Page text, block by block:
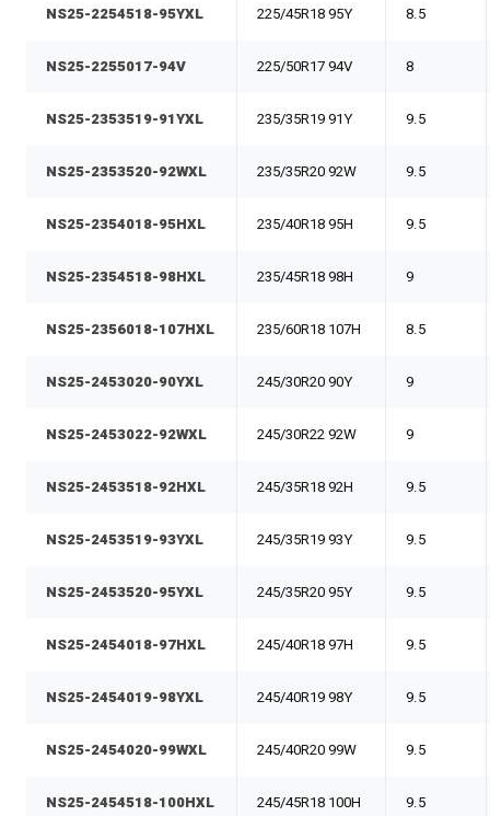
NS25-2254518-95YXL 225/45R18 95Y 8.5
NS25-2255017-94V 225/50R17 94V 8
NS25-2353519-91YXL 235/35R19 91Y 9.5
NS25-2353520-92WXL 235/35R20 92W 9.5
NS25-2354018-95HXL 235/40R18 95H 9.5
NS25-2354518-98HXL 235/45R18 98H 9
NS25-2356018-107HXL 235/60R18 107H 8.5
NS25-2453020-90YXL 245/30R20 90Y 9
NS25-2453022-92WXL 245/30R22 92W 9
NS25-2453518-92HXL 245/35R18 92H 9.5
NS25-2453519-93YXL 245/35R19 93Y 9.5
NS25-2453520-95YXL 245/35R20 95Y 9.5
NS25-2454018-97HXL 245/40R18 97H 9.5
NS25-2454019-98YXL 245/40R19 98Y 9.5
NS25-2454020-99WXL 245/40R20 99W 9.5
NS25-2454518-100HXL 245/45R18 100H 9.5